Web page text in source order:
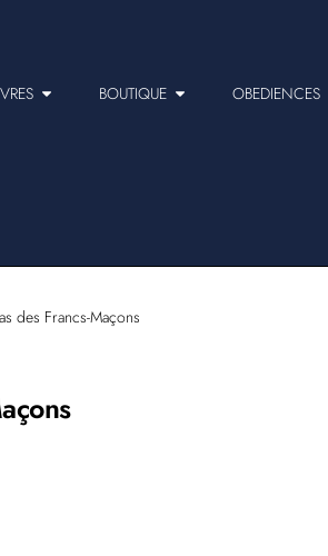
BOUTIQUE OBEDIENCES
des Francs-Maçons